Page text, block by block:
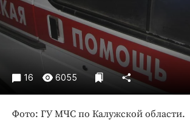
Спорт
Экономика и бизнес
ПРОЕКТЫ
Блоги
Издания
Медиаперсона
16 6055
Фото: ГУ МЧС по Калужской области.